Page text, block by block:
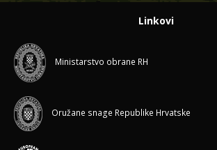
Linkovi
Ministarstvo obrane RH
Oružane snage Republike Hrvatske